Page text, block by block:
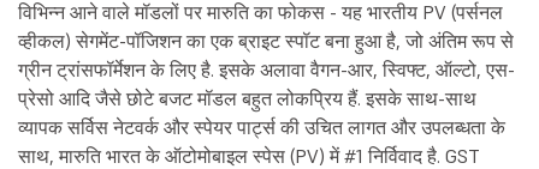
विभिन्न आने वाले मॉडलों पर मारुति का फोकस - यह भारतीय PV (पर्सनल
व्हीकल) सेगमेंट-पॉजिशन का एक ब्राइट स्पॉट बना हुआ है, जो अंतिम रूप से
ग्रीन ट्रांसफॉर्मेशन के लिए है. इसके अलावा वैगन-आर, स्विफ्ट, ऑल्टो, एस-
प्रेसो आदि जैसे छोटे बजट मॉडल बहुत लोकप्रिय हैं. इसके साथ-साथ
व्यापक सर्विस नेटवर्क और स्पेयर पार्ट्स की उचित लागत और उपलब्धता के
साथ, मारुति भारत के ऑटोमोबाइल स्पेस (PV) में #1 निर्विवाद है. GST